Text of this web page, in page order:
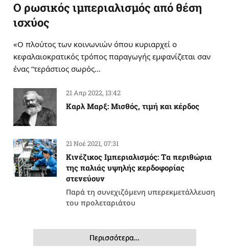
Ο ρωσικός ιμπεριαλισμός από θέση
ισχύος
«Ο πλούτος των κοινωνιών όπου κυριαρχεί ο
κεφαλαιοκρατικός τρόπος παραγωγής εμφανίζεται σαν
ένας “τεράστιος σωρός…
21 Απρ 2022, 13:42
Καρλ Μαρξ: Μισθός, τιμή και κέρδος
21 Νοέ 2021, 07:31
Κινέζικος Ιμπεριαλισμός: Tα περιθώρια
της παλιάς υψηλής κερδοφορίας
στενεύουν
Παρά τη συνεχιζόμενη υπερεκμετάλλευση
του προλεταριάτου
Περισσότερα…